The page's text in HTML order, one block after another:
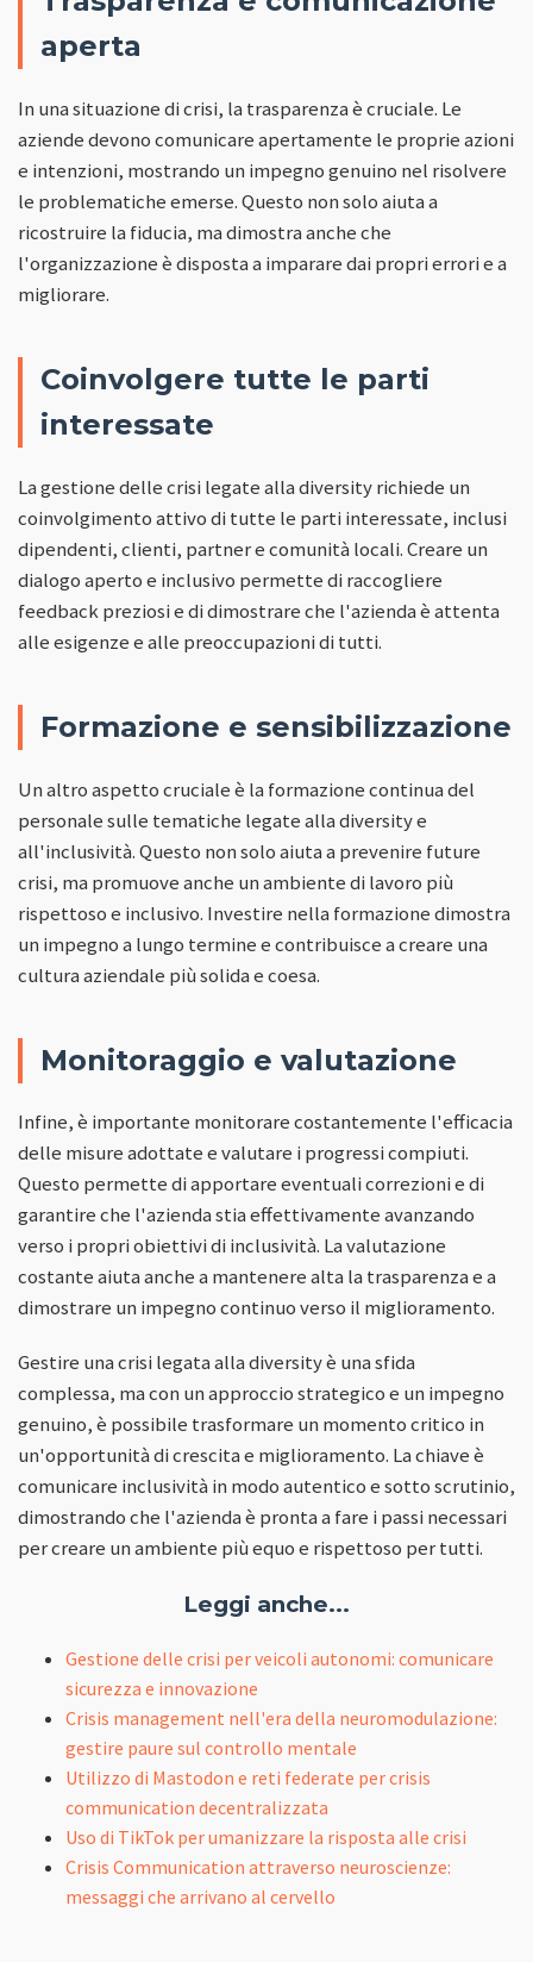
aperta
In una situazione di crisi, la trasparenza è cruciale. Le
aziende devono comunicare apertamente le proprie azioni
e intenzioni, mostrando un impegno genuino nel risolvere
le problematiche emerse. Questo non solo aiuta a
ricostruire la fiducia, ma dimostra anche che
l'organizzazione è disposta a imparare dai propri errori e a
migliorare.
Coinvolgere tutte le parti
interessate
La gestione delle crisi legate alla diversity richiede un
coinvolgimento attivo di tutte le parti interessate, inclusi
dipendenti, clienti, partner e comunità locali. Creare un
dialogo aperto e inclusivo permette di raccogliere
feedback preziosi e di dimostrare che l'azienda è attenta
alle esigenze e alle preoccupazioni di tutti.
Formazione e sensibilizzazione
Un altro aspetto cruciale è la formazione continua del
personale sulle tematiche legate alla diversity e
all'inclusività. Questo non solo aiuta a prevenire future
crisi, ma promuove anche un ambiente di lavoro più
rispettoso e inclusivo. Investire nella formazione dimostra
un impegno a lungo termine e contribuisce a creare una
cultura aziendale più solida e coesa.
Monitoraggio e valutazione
Infine, è importante monitorare costantemente l'efficacia
delle misure adottate e valutare i progressi compiuti.
Questo permette di apportare eventuali correzioni e di
garantire che l'azienda stia effettivamente avanzando
verso i propri obiettivi di inclusività. La valutazione
costante aiuta anche a mantenere alta la trasparenza e a
dimostrare un impegno continuo verso il miglioramento.
Gestire una crisi legata alla diversity è una sfida
complessa, ma con un approccio strategico e un impegno
genuino, è possibile trasformare un momento critico in
un'opportunità di crescita e miglioramento. La chiave è
comunicare inclusività in modo autentico e sotto scrutinio,
dimostrando che l'azienda è pronta a fare i passi necessari
per creare un ambiente più equo e rispettoso per tutti.
Leggi anche...
Gestione delle crisi per veicoli autonomi: comunicare
sicurezza e innovazione
Crisis management nell'era della neuromodulazione:
gestire paure sul controllo mentale
Utilizzo di Mastodon e reti federate per crisis
communication decentralizzata
Uso di TikTok per umanizzare la risposta alle crisi
Crisis Communication attraverso neuroscienze:
messaggi che arrivano al cervello